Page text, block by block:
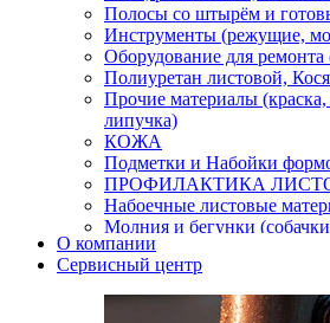
Полосы со штырём и
Инструменты (режущие,
Оборудование для ремонта
Полиуретан листовой,
Прочие материалы
липучка)
КОЖА
Подметки и Набойки
ПРОФИЛАКТИКА
Набоечные листовые
Молния и бегунки
Нитки,иглы-шило,крючки.
Уход и косметика для обуви
Кнопки
Пряжки для ремня
О компании
Сервисный центр